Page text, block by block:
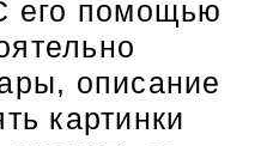
его помощью
описание
картинки